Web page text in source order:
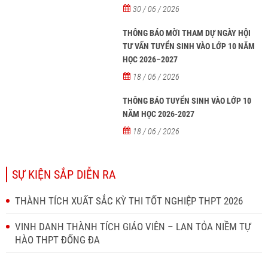
30 / 06 / 2026
THÔNG BÁO MỜI THAM DỰ NGÀY HỘI
TƯ VẤN TUYỂN SINH VÀO LỚP 10 NĂM
HỌC 2026–2027
18 / 06 / 2026
THÔNG BÁO TUYỂN SINH VÀO LỚP 10
NĂM HỌC 2026-2027
18 / 06 / 2026
SỰ KIỆN SẮP DIỄN RA
THÀNH TÍCH XUẤT SẮC KỲ THI TỐT NGHIỆP THPT 2026
VINH DANH THÀNH TÍCH GIÁO VIÊN – LAN TỎA NIỀM TỰ
HÀO THPT ĐỐNG ĐA